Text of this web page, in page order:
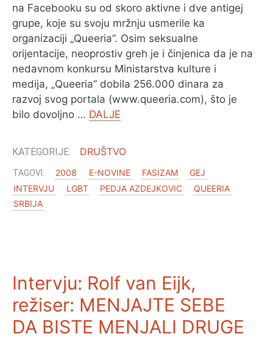
na Facebooku su od skoro aktivne i dve antigej
grupe, koje su svoju mržnju usmerile ka
organizaciji „Queeria”. Osim seksualne
orijentacije, neoprostiv greh je i činjenica da je na
nedavnom konkursu Ministarstva kulture i
medija, „Queeria” dobila 256.000 dinara za
razvoj svog portala (www.queeria.com), što je
bilo dovoljno … DALJE
DRUŠTVO
2008 E-NOVINE FASIZAM
GEJ
INTERVJU
LGBT PEDJA AZDEJKOVIC
QUEERIA
SRBIJA
Intervju: Rolf van Eijk,
režiser: MENJAJTE SEBE
DA BISTE MENJALI DRUGE